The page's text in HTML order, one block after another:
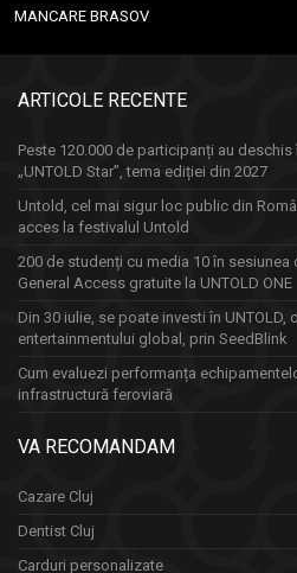
MANCARE BRASOV
ARTICOLE RECENTE
Peste 120.000 de participanți au deschis
„UNTOLD Star”, tema ediției din 2027
Untold, cel mai sigur loc public din
acces la festivalul Untold
200 de studenți cu media 10 în
General Access gratuite la UNTOLD ONE
Din 30 iulie, se poate investi în UNTOLD,
entertainmentului global, prin SeedBlink
Cum evaluezi performanța
infrastructură feroviară
VA RECOMANDAM
Cazare Cluj
Dentist Cluj
Carduri personalizate